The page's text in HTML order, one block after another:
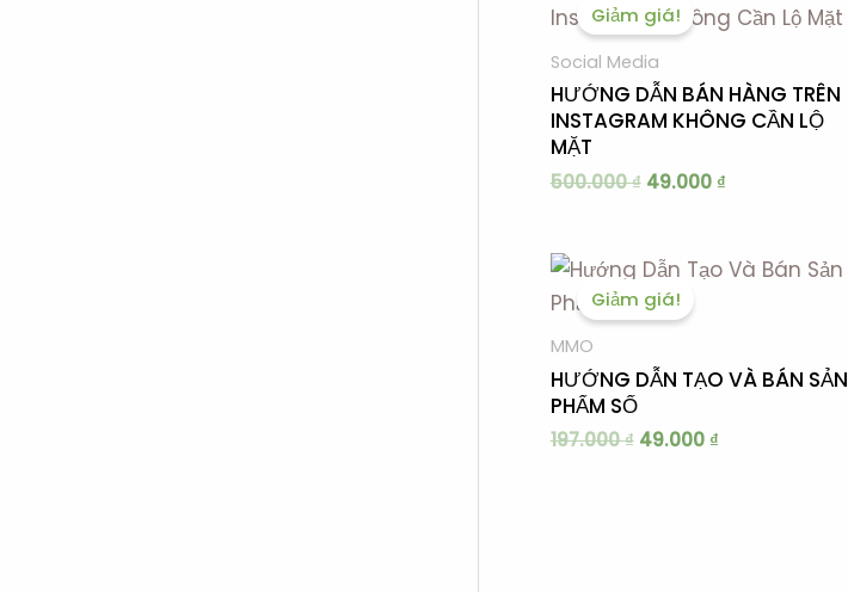
Giảm giá!
Social Media
HƯỚNG DẪN BÁN HÀNG TRÊN
INSTAGRAM KHÔNG CẦN LỘ
MẶT
500.000₫
là:
500.000 ₫.
49.000 ₫
tại
Giảm giá!
MMO
HƯỚNG DẪN TẠO VÀ BÁN SẢN
PHẨM SỐ
197.000₫
Giá
là:
197.000 ₫.
49.000 ₫
Giá